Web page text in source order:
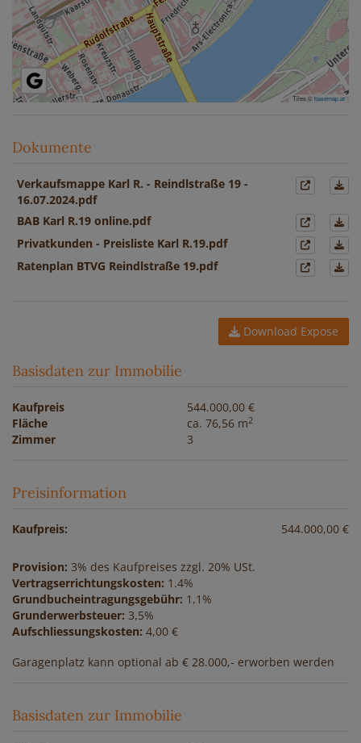
Tiles ©basemap.at
Dokumente
Verkaufsmappe Karl R. - Reindlstraße 19 -
16.07.2024.pdf
BAB Karl R.19 online.pdf
Privatkunden - Preisliste Karl R.19.pdf
Ratenplan BTVG Reindlstraße 19.pdf
Download Expose
Basisdaten zur Immobilie
Kaufpreis
544.000,00 €
Fläche
ca. 76,56 m2
Zimmer 3
Preisinformation
Kaufpreis: 544.000,00 €
Provision: 3% des Kaufpreises zzgl. 20% USt.
Vertragserrichtungskosten: 1.4%
Grundbucheintragungsgebühr: 1,1%
Grunderwerbsteuer: 3,5%
Aufschliessungskosten: 4,00 €
Garagenplatz kann optional ab € 28.000,- erworben werden
Basisdaten zur Immobilie